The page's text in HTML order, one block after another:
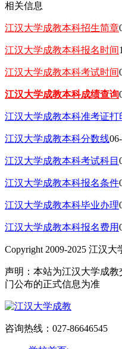
相关信息
江汉大学成教本科招生简章
江汉大学成教本科报名时间
江汉大学成教本科考试时间
江汉大学成教本科成绩查询
江汉大学成教本科准考证打
江汉大学成教本科分数线
江汉大学成教本科考试科目
江汉大学成教本科报名条件
江汉大学成教本科毕业办理
江汉大学成教本科报名费用
Copyright 2009-2025 江汉大
声明：本站为江汉大学成
门公布的正式信息为准
咨询热线：027-86646545